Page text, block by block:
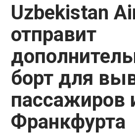
Uzbekistan
отправит
борт для
пассажиров
Франкфурта